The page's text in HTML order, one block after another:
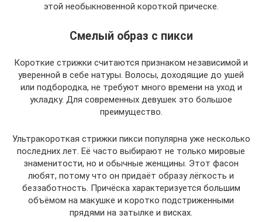
этой необыкновенной короткой прическе.
Смелый образ с пикси
Короткие стрижки считаются признаком независимой и
уверенной в себе натуры. Волосы, доходящие до ушей
или подбородка, не требуют много времени на уход и
укладку. Для современных девушек это большое
преимущество.
Ультракороткая стрижки пикси популярна уже несколько
последних лет. Её часто выбирают не только мировые
знаменитости, но и обычные женщины. Этот фасон
любят, потому что он придаёт образу лёгкость и
беззаботность. Причёска характеризуется большим
объёмом на макушке и коротко подстриженными
прядями на затылке и висках.